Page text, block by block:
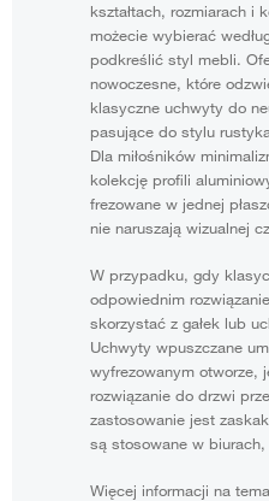
kształtach, rozmiarach i
możecie wybierać
podkreślić styl mebli.
nowoczesne, które
klasyczne uchwyty do
pasujące do stylu
Dla miłośników
kolekcję profili
frezowane w jednej
nie naruszają wizualnej
W przypadku, gdy
odpowiednim
skorzystać z gałek lub
Uchwyty wpuszczane
wyfrezowanym otworze,
rozwiązanie do drzwi
zastosowanie jest
są stosowane w biurach,
Więcej informacji na